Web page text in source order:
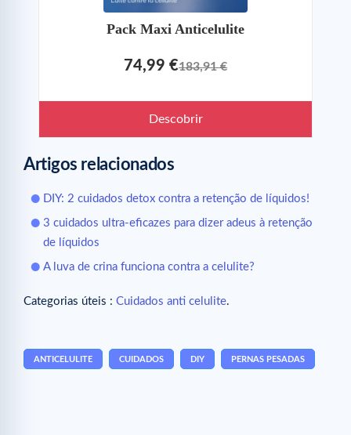
Pack Maxi Anticelulite
74,99 €183,91 €
Descobrir
Artigos relacionados
DIY: 2 cuidados detox contra a retenção de líquidos!
3 cuidados ultra-eficazes para dizer adeus à retenção
de líquidos
A luva de crina funciona contra a celulite?
Categorias úteis : Cuidados anti celulite.
ANTICELULITE CUIDADOS DIY PERNAS PESADAS